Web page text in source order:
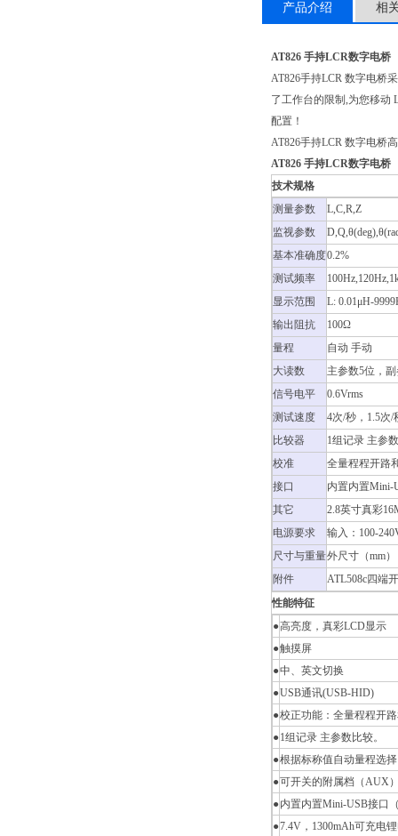
产品介绍 相
AT826 手持LCR数字电桥
AT826手持LCR 数字电桥
了工作台的限制,为您移动
配置！
AT826手持LCR 数字电桥
AT826 手持LCR数字电桥
技术规格
测量参数
L,C,R,Z
监视参数
基本准确度0.2%
测试频率
显示范围
L: 0.01μH-
输出阻抗
100Ω
量程
自动 手动
大读数
主参数5位，
信号电平
0.6Vrms
测试速度
4次/秒，1.5次/
比较器
1组记录 主参
校准
全量程程开路
接口
内置内置Mini-
其它
2.8英寸真彩
电源要求
输入：100-
尺寸与重量外尺寸（mm
附件
ATL508c四端
性能特征
●高亮度，真彩LCD显示
●触摸屏
●中、英文切换
●USB通讯(USB-HID)
●校正功能：全量程程开
●1组记录 主参数比较。
●根据标称值自动量程选
●可开关的附属档（AUX
●内置内置Mini-USB接口
●7.4V，1300mAh可充电